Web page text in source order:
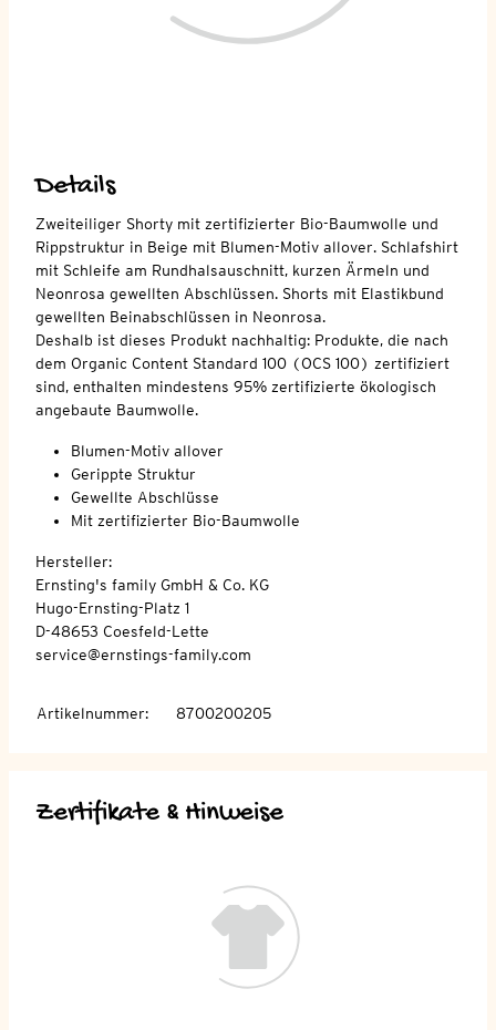
Details
Zweiteiliger Shorty mit zertifizierter Bio-Baumwolle und
Rippstruktur in Beige mit Blumen-Motiv allover. Schlafshirt
mit Schleife am Rundhalsauschnitt, kurzen Ärmeln und
Neonrosa gewellten Abschlüssen. Shorts mit Elastikbund
gewellten Beinabschlüssen in Neonrosa.
Deshalb ist dieses Produkt nachhaltig: Produkte, die nach
dem Organic Content Standard 100 (OCS 100) zertifiziert
sind, enthalten mindestens 95% zertifizierte ökologisch
angebaute Baumwolle.
Blumen-Motiv allover
Gerippte Struktur
Gewellte Abschlüsse
Mit zertifizierter Bio-Baumwolle
Hersteller:
Ernsting's family GmbH & Co. KG
Hugo-Ernsting-Platz 1
D-48653 Coesfeld-Lette
service@ernstings-family.com
Artikelnummer: 8700200205
Zertifikate & Hinweise